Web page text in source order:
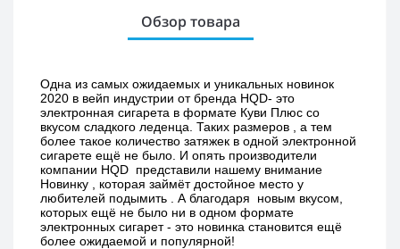
Обзор товара
Одна из самых ожидаемых и уникальных новинок
2020 в вейп индустрии от бренда HQD- это
электронная сигарета в формате Куви Плюс со
вкусом сладкого леденца. Таких размеров , а тем
более такое количество затяжек в одной электронной
сигарете ещё не было. И опять производители
компании HQD  представили нашему внимание
Новинку , которая займёт достойное место у
любителей подымить . А благодаря  новым вкусом,
которых ещё не было ни в одном формате
электронных сигарет - это новинка становится ещё
более ожидаемой и популярной!